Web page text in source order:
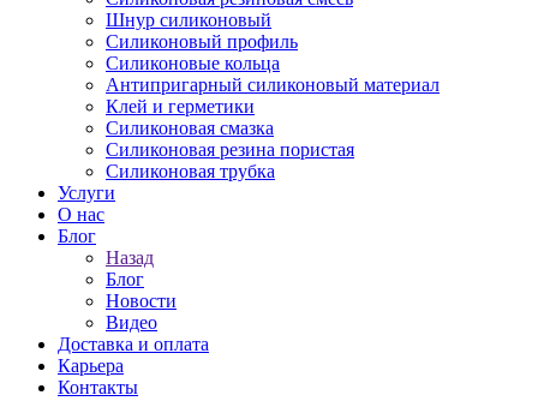
Шнур силиконовый
Силиконовый профиль
Силиконовые кольца
Антипригарный силиконовый материал
Клей и герметики
Силиконовая смазка
Силиконовая резина пористая
Силиконовая трубка
Услуги
О нас
Блог
Назад
Блог
Новости
Видео
Доставка и оплата
Карьера
Контакты